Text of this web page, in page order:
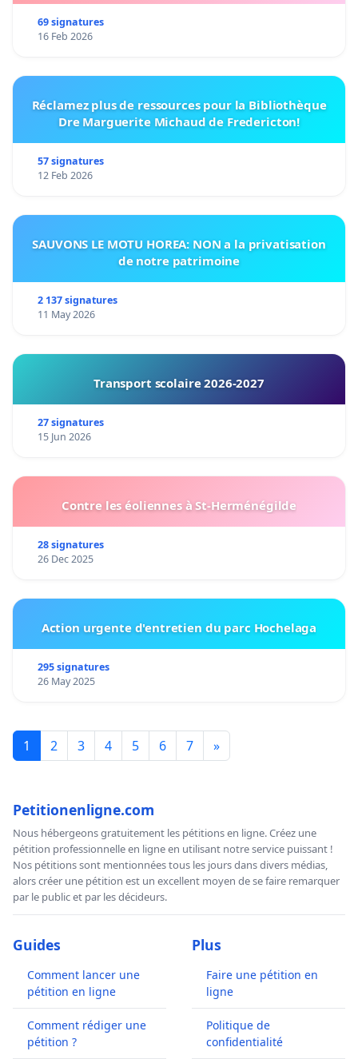
69 signatures
16 Feb 2026
Réclamez plus de ressources pour la Bibliothèque
Dre Marguerite Michaud de Fredericton!
57 signatures
12 Feb 2026
SAUVONS LE MOTU HOREA: NON a la privatisation
de notre patrimoine
2 137 signatures
11 May 2026
Transport scolaire 2026-2027
27 signatures
15 Jun 2026
Contre les éoliennes à St-Herménégilde
28 signatures
26 Dec 2025
Action urgente d'entretien du parc Hochelaga
295 signatures
26 May 2025
1 2 3 4 5 6 7 »
Petitionenligne.com
Nous hébergeons gratuitement les pétitions en ligne. Créez une
pétition professionnelle en ligne en utilisant notre service puissant !
Nos pétitions sont mentionnées tous les jours dans divers médias,
alors créer une pétition est un excellent moyen de se faire remarquer
par le public et par les décideurs.
Guides
Comment lancer une
pétition en ligne
Comment rédiger une
pétition ?
Plus
Faire une pétition en
ligne
Politique de
confidentialité